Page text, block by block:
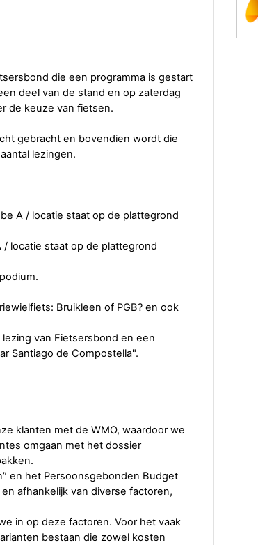
die een programma is gestart
deel van de stand en op zaterdag
de keuze van fietsen.
gebracht en bovendien wordt die
lezingen.
A / locatie staat op de plattegrond
/ locatie staat op de plattegrond
Bruikleen of PGB? en ook
van Fietsersbond en een
Santiago de Compostella".
klanten met de WMO, waardoor we
omgaan met het dossier
en het Persoonsgebonden Budget
afhankelijk van diverse factoren,
in op deze factoren. Voor het vaak
bestaan die zowel kosten